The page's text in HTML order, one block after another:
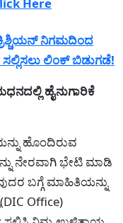
ನಿಗಮದಿಂದ
ಲಿಂಕ್ ಬಿಡುಗಡೆ!
ಹೈನುಗಾರಿಕೆ
ಹೊಂದಿರುವ
ನೇರವಾಗಿ ಭೇಟಿ ಮಾಡಿ
ಬಗ್ಗೆ ಮಾಹಿತಿಯನ್ನು
Office)